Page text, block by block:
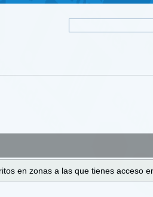
en zonas a las que tienes acceso